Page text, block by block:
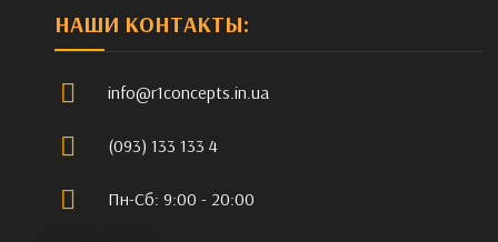
НАШИ КОНТАКТЫ:
info@r1concepts.in.ua
(093) 133 133 4
Пн-Сб: 9:00 - 20:00